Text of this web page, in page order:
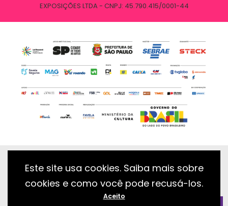
EXPOSIÇÕES LTDA - CNPJ: 45.790.415/0001-44
Desenvolvido com essência pela:
Este site usa cookies. Saiba mais sobre
cookies e como você pode recusá-los.
Aceito